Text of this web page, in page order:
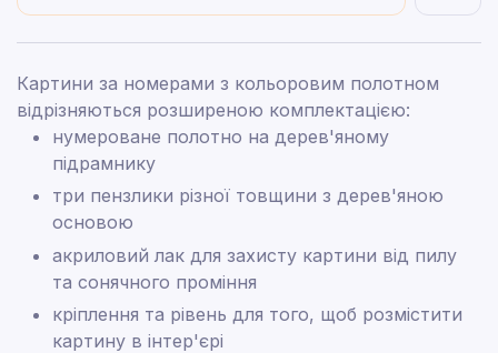
Картини за номерами з кольоровим полотном
відрізняються розширеною комплектацією:
нумероване полотно на дерев'яному
підрамнику
три пензлики різної товщини з дерев'яною
основою
акриловий лак для захисту картини від пилу
та сонячного проміння
кріплення та рівень для того, щоб розмістити
картину в інтер'єрі